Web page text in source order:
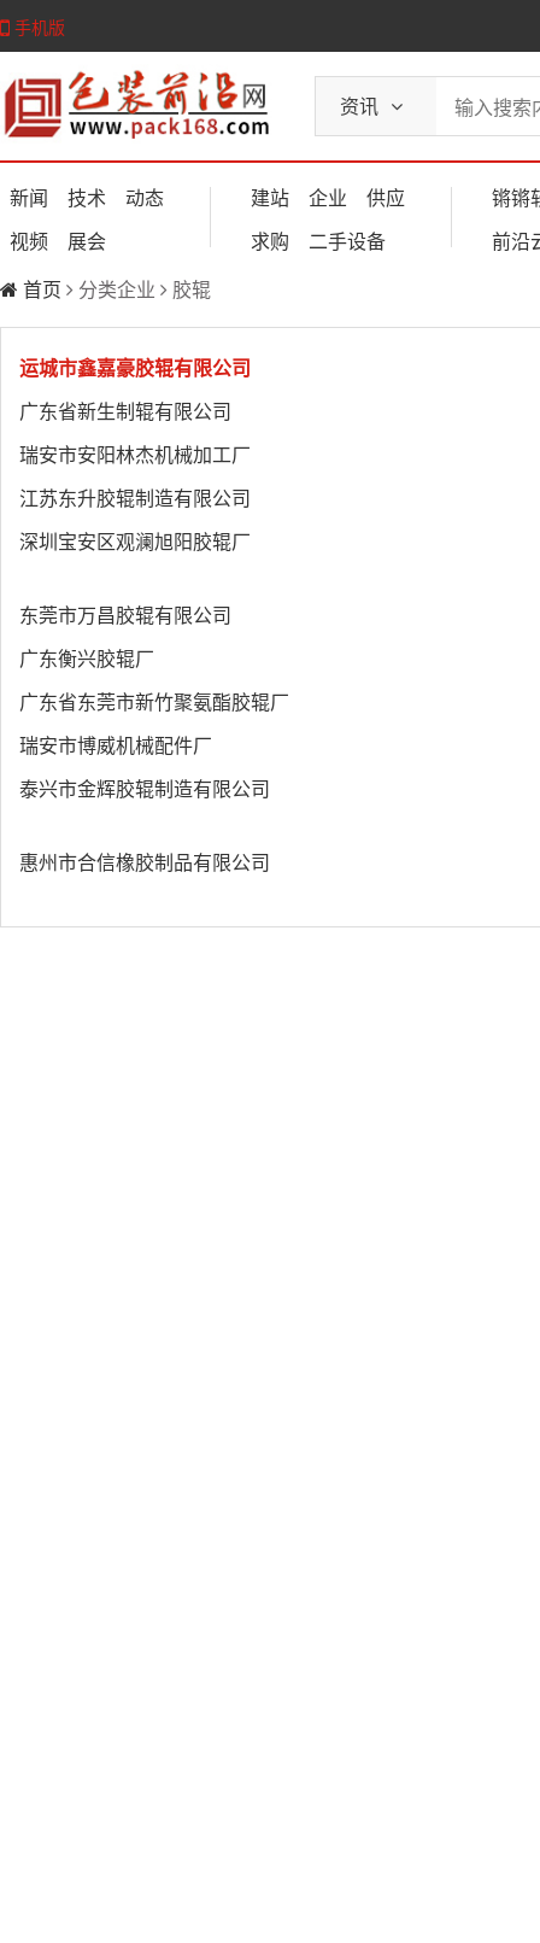
手机版
资讯
新闻 技术
动态
视频
展会
建站 企业
供应
求购
二手设备
锵锵
前沿
首页
分类企业 胶辊
运城市鑫嘉豪胶辊有限公司
广东省新生制辊有限公司
瑞安市安阳林杰机械加工厂
江苏东升胶辊制造有限公司
深圳宝安区观澜旭阳胶辊厂
东莞市万昌胶辊有限公司
广东衡兴胶辊厂
广东省东莞市新竹聚氨酯胶辊厂
瑞安市博威机械配件厂
泰兴市金辉胶辊制造有限公司
惠州市合信橡胶制品有限公司